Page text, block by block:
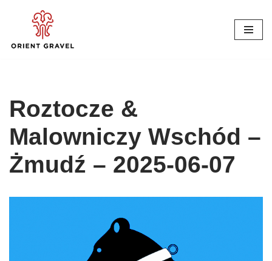
Przejdź
do
Roztocze &
Malowniczy Wschód –
Żmudź – 2025-06-07